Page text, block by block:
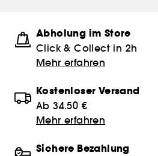
Abholung im Store
Click & Collect in 2h
Mehr erfahren
Kostenloser Versand
Ab 34.50 €
Mehr erfahren
Sichere Bezahlung